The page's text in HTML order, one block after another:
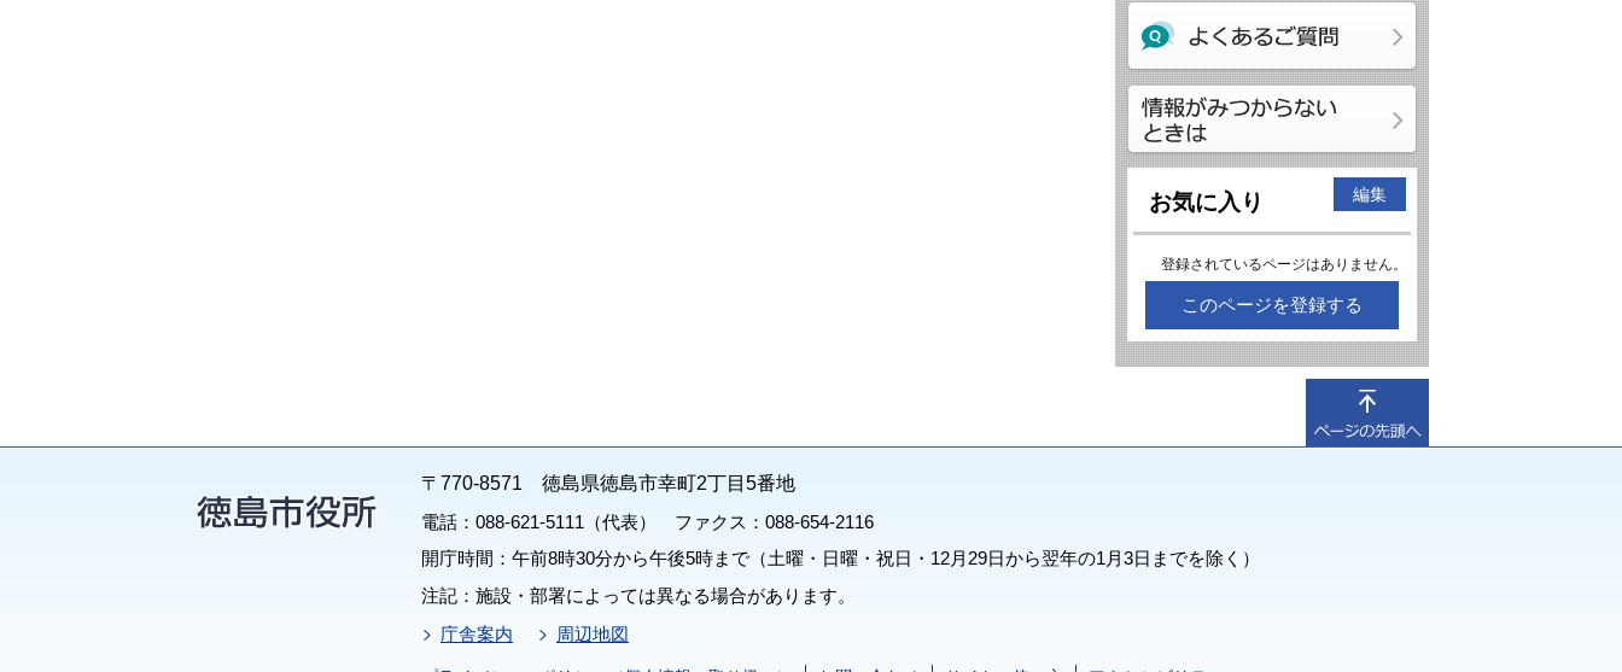
お気に入り 編集
登録されているページはありません。
このページを登録する
〒770-8571 徳島県徳島市幸町2丁目5番地
電話：088-621-5111（代表） ファクス：088-654-2116
開庁時間：午前8時30分から午後5時まで（土曜・日曜・祝日・12月29日から翌年の1月3日までを除く）
注記：施設・部署によっては異なる場合があります。
庁舎案内
周辺地図